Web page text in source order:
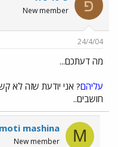
ח
ה
ש
א
ס
ם
פ New member
24/4/04
מה דעתכם...
עליהם? אני יודעת שזה לא
חושבים..
M
moti mashina
New member